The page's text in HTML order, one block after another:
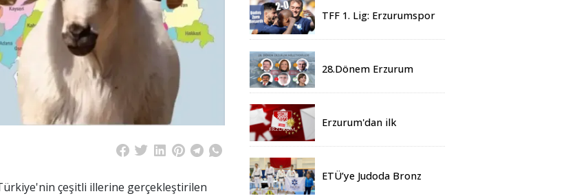
çeşitli illerine gerçekleştirilen
TFF 1. Lig: Erzurumspor
28.Dönem Erzurum
Erzurum'dan ilk
ETÜ’ye Judoda Bronz